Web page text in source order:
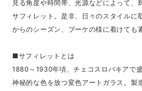
見る角度や時間帯、光源などによって、
サフィレット。是非、日々のスタイルに
からのシーズン、ブーケの様に着けても
■サフィレットとは
1880～1930年頃、チェコスロバキアで
神秘的な色を放つ変色アートガラス。製